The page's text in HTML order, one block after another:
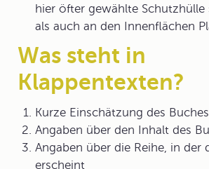
hier öfter gewählte
als auch an den Innenflächen
Was steht in
Klappentexten?
Kurze Einschätzung des Buches
Angaben über den Inhalt des
Angaben über die Reihe, in der
erscheint